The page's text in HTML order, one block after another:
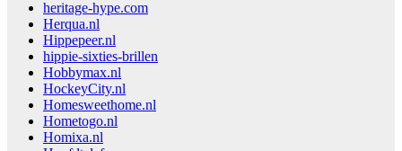
heritage-hype.com
Herqua.nl
Hippepeer.nl
hippie-sixties-brillen
Hobbymax.nl
HockeyCity.nl
Homesweethome.nl
Hometogo.nl
Homixa.nl